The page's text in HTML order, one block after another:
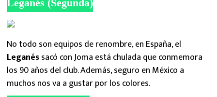
Leganés (Segunda)
No todo son equipos de renombre, en España, el
Leganéssacó con Joma está chulada que conmemora
los 90 años del club. Además, seguro en México a
muchos nos va a gustar por los colores.